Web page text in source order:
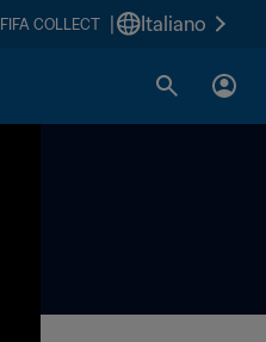
FIFA COLLECT Italiano